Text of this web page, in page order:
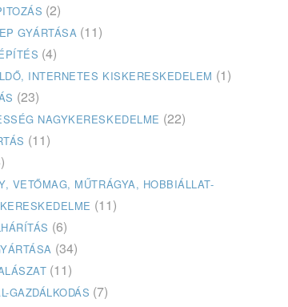
(2)
GYÁRTÁSA (11)
(4)
INTERNETES KISKERESKEDELEM (1)
(23)
NAGYKERESKEDELME (22)
(11)
VETŐMAG, MŰTRÁGYA, HOBBIÁLLAT-
(11)
(6)
(34)
(11)
GAZDÁLKODÁS (7)